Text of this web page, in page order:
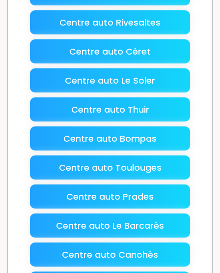
Centre auto Rivesaltes
Centre auto Céret
Centre auto Le Soler
Centre auto Thuir
Centre auto Bompas
Centre auto Toulouges
Centre auto Prades
Centre auto Le Barcarès
Centre auto Canohès